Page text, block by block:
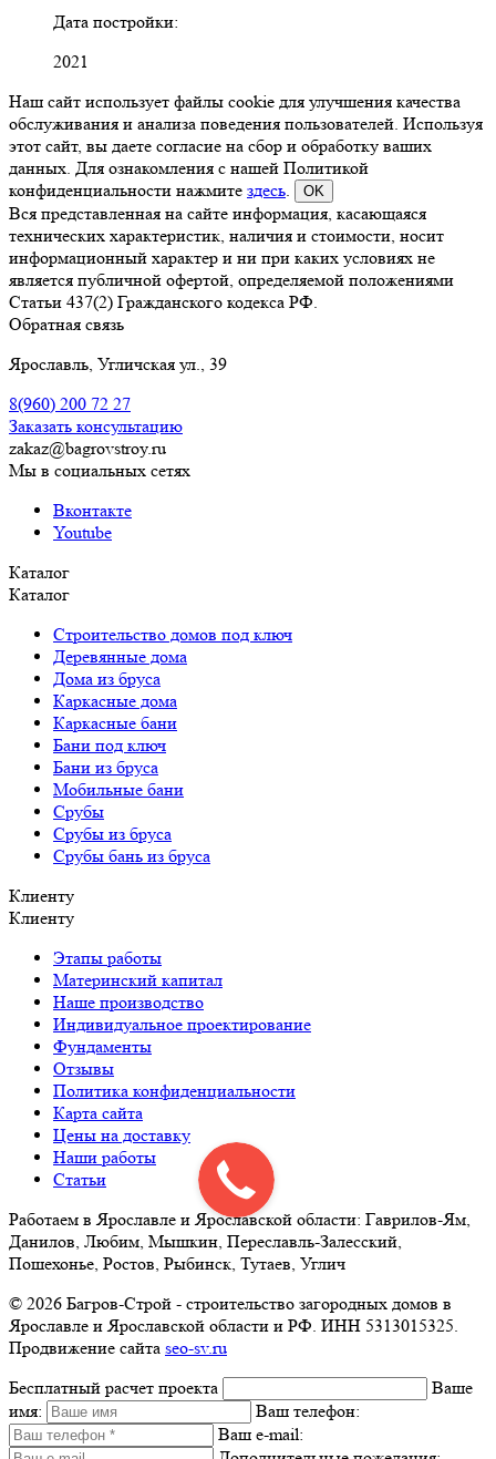
Дата постройки:
2021
Наш сайт использует файлы cookie для улучшения качества
обслуживания и анализа поведения пользователей. Используя
этот сайт, вы даете согласие на сбор и обработку ваших
данных. Для ознакомления с нашей Политикой
конфиденциальности нажмите здесь OK
Вся представленная на сайте информация, касающаяся
технических характеристик, наличия и стоимости, носит
информационный характер и ни при каких условиях не
является публичной офертой, определяемой положениями
Статьи 437(2) Гражданского кодекса РФ.
Обратная связь
Ярославль, Угличская ул., 39
8(960) 200 72 27
Заказать консультацию
zakaz@bagrovstroy.ru
Мы в социальных сетях
Вконтакте
Youtube
Каталог
Каталог
Строительство домов под ключ
Деревянные дома
Дома из бруса
Каркасные дома
Каркасные бани
Бани под ключ
Бани из бруса
Мобильные бани
Срубы
Срубы из бруса
Срубы бань из бруса
Клиенту
Клиенту
Этапы работы
Материнский капитал
Наше производство
Индивидуальное проектирование
Фундаменты
Отзывы
Политика конфиденциальности
Карта сайта
Цены на доставку
Наши работы
Статьи
Работаем в Ярославле и Ярославской области: Гаврилов-Ям,
Данилов, Любим, Мышкин, Переславль-Залесский,
Пошехонье, Ростов, Рыбинск, Тутаев, Углич
© 2026 Багров-Строй - строительство загородных домов в
Ярославле и Ярославской области и РФ. ИНН 5313015325.
Продвижение сайта seo-sv.ru
Бесплатный расчет проекта
Ваше
имя:
Ваш телефон:
Ваш e-mail: